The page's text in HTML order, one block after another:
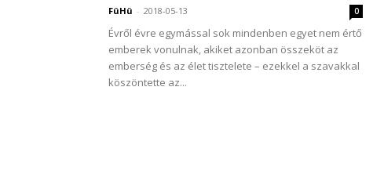
FüHü - 2018-05-13 0
Évről évre egymással sok mindenben egyet nem értő
emberek vonulnak, akiket azonban összeköt az
emberség és az élet tisztelete – ezekkel a szavakkal
köszöntette az...